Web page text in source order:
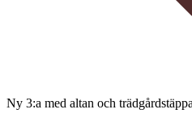
Ny 3:a med altan och trädgårdstäppa